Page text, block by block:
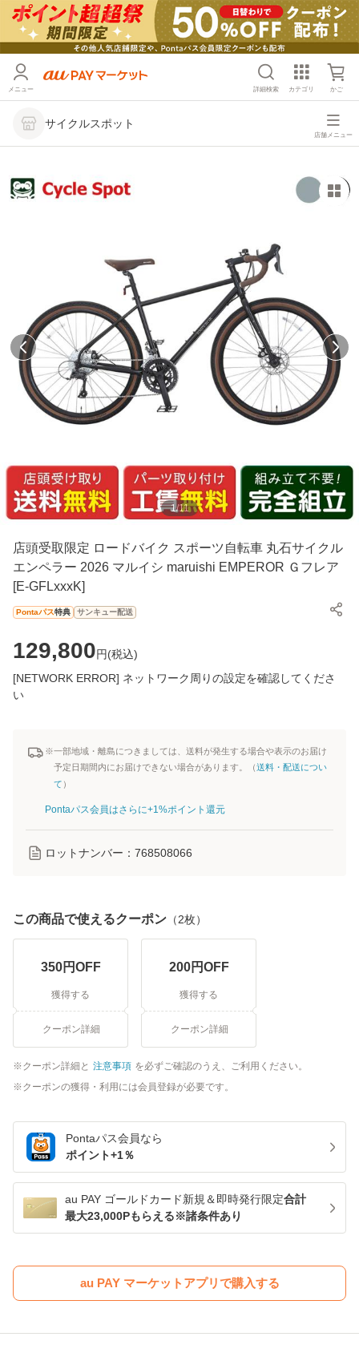
メニュー 詳細検索 カテゴリ かご
サイクルスポット
店舗メニュー
1/11
店頭受取限定 ロードバイク スポーツ自転車 丸石サイクル
エンペラー 2026 マルイシ maruishi EMPEROR Ｇフレア
[E-GFLxxxK]
Pontaパス特典 サンキュー配送
129,800円(税込)
[NETWORK ERROR] ネットワーク周りの設定を確認してくださ
い
※一部地域・離島につきましては、送料が発生する場合や表示のお届け
予定日期間内にお届けできない場合があります。（送料・配送につい
て ）
Pontaパス会員はさらに+1%ポイント還元
ロットナンバー： 768508066
この商品で使えるクーポン （2枚）
350円OFF
獲得する
クーポン詳細
200円OFF
獲得する
クーポン詳細
クーポン詳細と 注意事項 を必ずご確認のうえ、ご利用ください。
クーポンの獲得・利用には会員登録が必要です。
Pontaパス会員なら
ポイント+1％
au PAY ゴールドカード新規＆即時発行限定合計
最大23,000Pもらえる※諸条件あり
au PAY マーケットアプリで購入する